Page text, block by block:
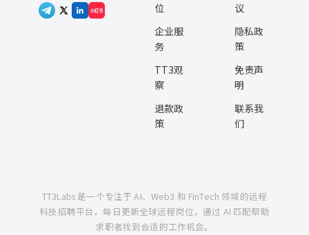
小红书
位
企业服
务
TT3观
察
退款政
策
议
隐私政
策
免责声
明
联系我
们
TT3Labs 是一个专注于 AI、Web3 和 FinTech 领域的远程
科技招聘平台，每日更新全球远程岗位，通过 AI 匹配帮助
求职者找到合适的工作机会。